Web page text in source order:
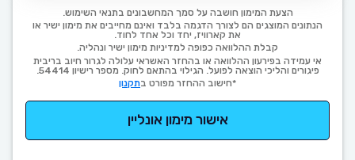
הצעת המימון חושבה על סמך המחשבונים בתנאי השימוש.
הנתונים המוצגים הם לצורך הדגמה בלבד ואינם מחייבים את מימון ישיר או
את קארוויז, יחד וכל אחד לחוד.
קבלת ההלוואה כפופה למדיניות מימון ישיר ונהליה.
אי עמידה בפירעון ההלוואה או בהחזר האשראי עלולה לגרור חיוב בריבית
פיגורים והליכי הוצאה לפועל. הגילוי בהתאם לחוק. מספר רישיון 54414.
*חישוב ההחזר מפורט בתקנון
אישור מימון אונליין